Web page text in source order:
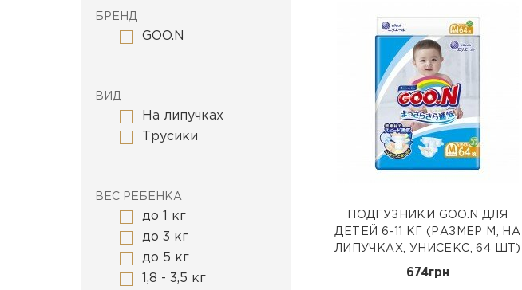
БРЕНД
GOO.N
ВИД
На липучках
Трусики
ВЕС РЕБЕНКА
до 1 кг
до 3 кг
до 5 кг
1,8 - 3,5 кг
ПОДГУЗНИКИ GOO.N ДЛЯ
ДЕТЕЙ 6-11 КГ (РАЗМЕР M, НА
ЛИПУЧКАХ, УНИСЕКС, 64 ШТ)
674грн